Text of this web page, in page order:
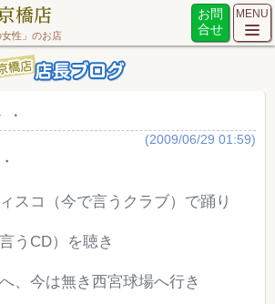
女性」のお店
お問
合せ
MENU
(2009/06/29 01:59)
スコ（今で言うクラブ）で踊り
うCD）を聴き
、今は無き西宮球場へ行き